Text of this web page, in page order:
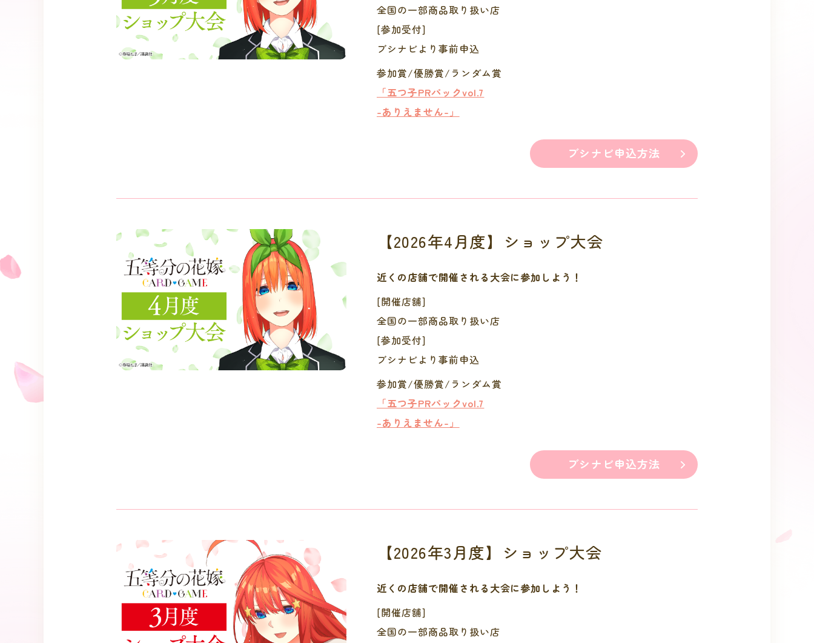
全国の一部商品取り扱い店
[参加受付]
ブシナビより事前申込
参加賞/優勝賞/ランダム賞
「五つ子PRパックvol.7
-ありえません-」
ブシナビ申込方法
【2026年4月度】ショップ大会
近くの店舗で開催される大会に参加しよう！
[開催店舗]
全国の一部商品取り扱い店
[参加受付]
ブシナビより事前申込
参加賞/優勝賞/ランダム賞
「五つ子PRパックvol.7
-ありえません-」
ブシナビ申込方法
【2026年3月度】ショップ大会
近くの店舗で開催される大会に参加しよう！
[開催店舗]
全国の一部商品取り扱い店